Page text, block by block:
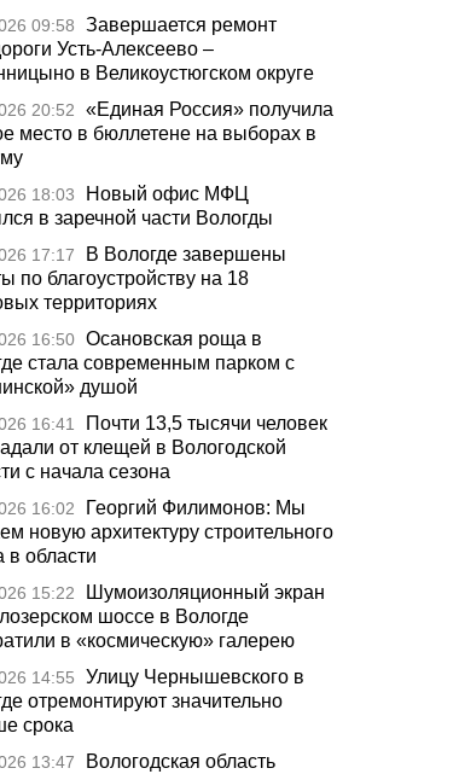
09:58
Завершается ремонт
Усть-Алексеево –
в Великоустюгском округе
20:52
«Единая Россия» получила
место в бюллетене на выборах в
18:03
Новый офис МФЦ
в заречной части Вологды
17:17
В Вологде завершены
по благоустройству на 18
территориях
16:50 Осановская роща в
стала современным парком с
душой
16:41
Почти 13,5 тысячи человек
от клещей в Вологодской
с начала сезона
16:02
Георгий Филимонов: Мы
новую архитектуру строительного
в области
15:22
Шумоизоляционный экран
шоссе в Вологде
в «космическую» галерею
14:55
Улицу Чернышевского в
отремонтируют значительно
срока
13:47
Вологодская область